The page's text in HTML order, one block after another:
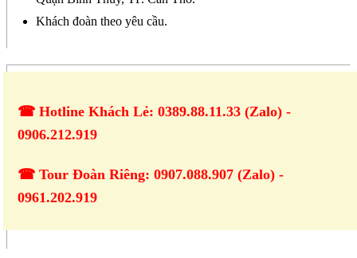
Khách đoàn theo yêu cầu.
☎ Hotline Khách Lẻ: 0389.88.11.33 (Zalo) -
0906.212.919
☎ Tour Đoàn Riêng: 0907.088.907 (Zalo) -
0961.202.919